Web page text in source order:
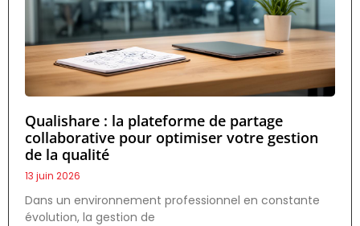
Qualishare : la plateforme de partage
collaborative pour optimiser votre gestion
de la qualité
13 juin 2026
Dans un environnement professionnel en constante
évolution, la gestion de